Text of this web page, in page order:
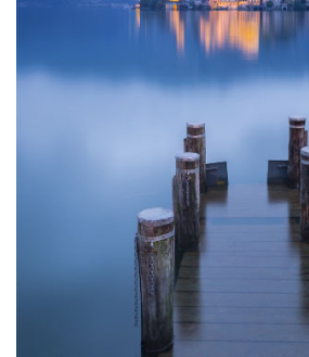
Ascolta il Canto Lodate Dio